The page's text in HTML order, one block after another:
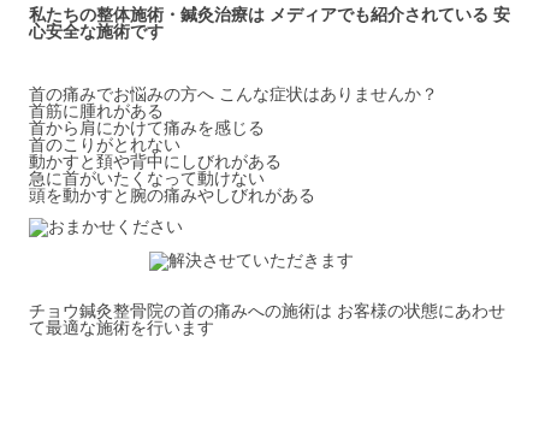
私たちの整体施術・鍼灸治療は メディアでも紹介されている 安
心安全な施術です
首の痛みでお悩みの方へ こんな症状はありませんか？
首筋に腫れがある
首から肩にかけて痛みを感じる
首のこりがとれない
動かすと頚や背中にしびれがある
急に首がいたくなって動けない
頭を動かすと腕の痛みやしびれがある
チョウ鍼灸整骨院の首の痛みへの施術は お客様の状態にあわせ
て最適な施術を行います